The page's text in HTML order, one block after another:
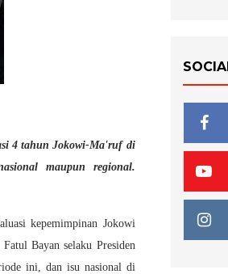
4 tahun Jokowi-Ma'ruf di
maupun regional.
kepemimpinan Jokowi
Bayan selaku Presiden
ini, dan isu nasional di